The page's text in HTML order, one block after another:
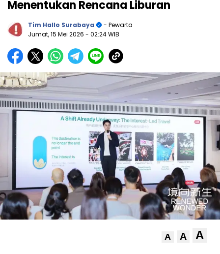
Menentukan Rencana Liburan
Tim Hallo Surabaya
- Pewarta
Jumat, 15 Mei 2026 - 02:24 WIB
A A A